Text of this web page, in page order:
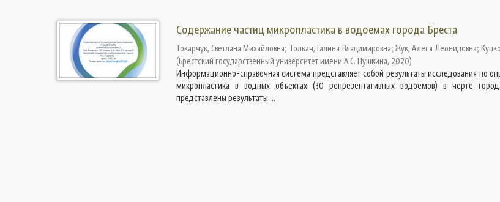
Содержание частиц микропластика в водоемах города Бреста
Токарчук, Светлана Михайловна; Толкач, Галина Владимировна; Жук, Алеся Леонидовна;
(Брестский государственный университет имени А.С. Пушкина, 2020)
Информационно-справочная система представляет собой результаты исследования по
микропластика в водных объектах (30 репрезентативных водоемов) в черте
представлены результаты ...